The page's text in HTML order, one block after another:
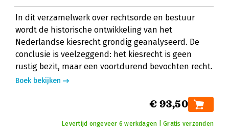
In dit verzamelwerk over rechtsorde en bestuur
wordt de historische ontwikkeling van het
Nederlandse kiesrecht grondig geanalyseerd. De
conclusie is veelzeggend: het kiesrecht is geen
rustig bezit, maar een voortdurend bevochten recht.
Boek bekijken
€ 93,50
Levertijd ongeveer 6 werkdagen | Gratis verzonden